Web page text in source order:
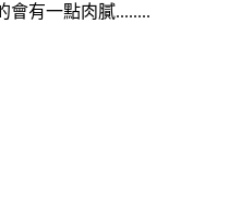
會有一點肉膩........